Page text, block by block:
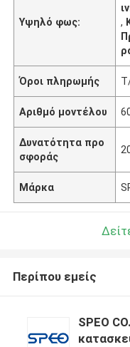
Υψηλό φως:
,
Όροι πληρωμής
Αριθμό μοντέλου
Δυνατότητα προ
σφοράς
Μάρκα
Περίπου εμείς
SPEO